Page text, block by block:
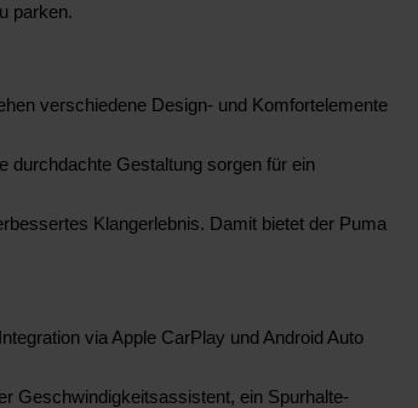
parken.
verschiedene Design- und Komfortelemente
durchdachte Gestaltung sorgen für ein
Klangerlebnis. Damit bietet der Puma
via Apple CarPlay und Android Auto
Geschwindigkeitsassistent, ein Spurhalte-